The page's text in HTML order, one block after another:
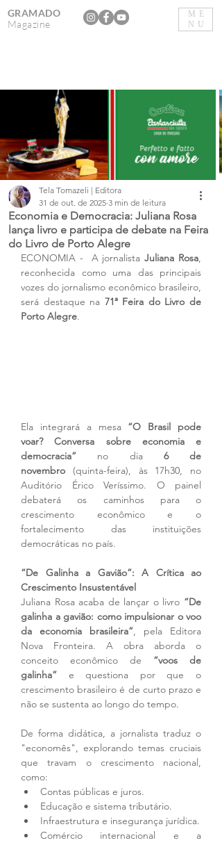
ME
NU
GRAMADO
Magazine
Economia e Democracia: Juliana Rosa
lança livro e participa de debate na Feira
do Livro de Porto Alegre
Tela Tomazeli | Editora
31 de out. de 2025 3 min de leitura
ECONOMIA -  A jornalista Juliana Rosa,
reconhecida como uma das principais
vozes do jornalismo econômico brasileiro,
será destaque na 71ª Feira do Livro de
Porto Alegre.
Ela integrará a mesa “O Brasil pode
voar? Conversa sobre economia e
democracia” no dia 6 de
novembro (quinta-feira), às 17h30, no
Auditório Érico Veríssimo. O painel
debaterá os caminhos para o
crescimento econômico e o
fortalecimento das instituições
democráticas no país.
“De Galinha a Gavião”: A Crítica ao
Crescimento Insustentável
Juliana Rosa acaba de lançar o livro “De
galinha a gavião: como impulsionar o voo
da economia brasileira”, pela Editora
Nova Fronteira. A obra aborda o
conceito econômico de “voos de
galinha” e questiona por que o
crescimento brasileiro é de curto prazo e
não se sustenta ao longo do tempo.
De forma didática, a jornalista traduz o
"economês", explorando temas cruciais
que travam o crescimento nacional,
como:
Contas públicas e juros.
Educação e sistema tributário.
Infraestrutura e insegurança jurídica.
Comércio internacional e a